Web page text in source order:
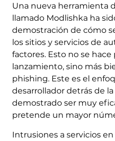
Una nueva herramienta
llamado Modlishka ha
demostración de cómo
los sitios y servicios de
factores. Esto no se hace
lanzamiento, sino más
phishing. Este es el
desarrollador detrás de
demostrado ser muy
pretende un mayor
Intrusiones a servicios